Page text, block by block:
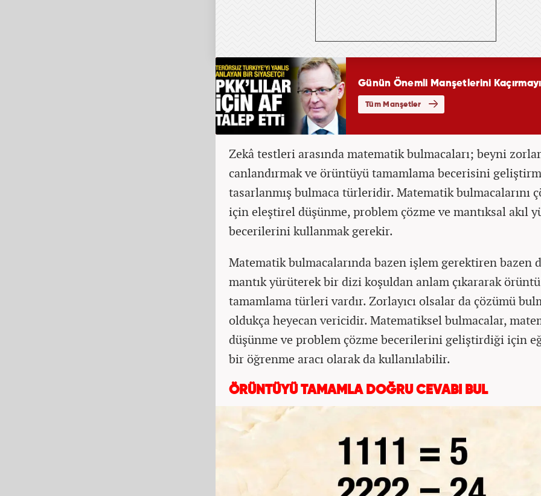
Zekâ testleri arasında matematik bulmacaları; beyni
canlandırmak ve örüntüyü tamamlama becerisini
tasarlanmış bulmaca türleridir. Matematik bulmacalarını
için eleştirel düşünme, problem çözme ve mantıksal akıl
becerilerini kullanmak gerekir.
Matematik bulmacalarında bazen işlem gerektiren bazen
mantık yürüterek bir dizi koşuldan anlam çıkararak örüntü
tamamlama türleri vardır. Zorlayıcı olsalar da çözümü
oldukça heyecan vericidir. Matematiksel bulmacalar,
düşünme ve problem çözme becerilerini geliştirdiği için
bir öğrenme aracı olarak da kullanılabilir.
ÖRÜNTÜYÜ TAMAMLA DOĞRU CEVABI BUL